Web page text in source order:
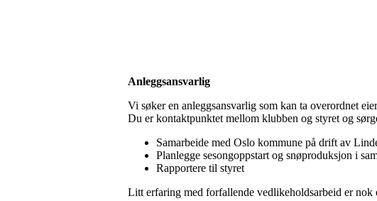
Anleggsansvarlig
Vi søker en anleggsansvarlig som kan ta overordnet
Du er kontaktpunktet mellom klubben og styret og
Samarbeide med Oslo kommune på drift av
Planlegge sesongoppstart og snøproduksjon i
Rapportere til styret
Litt erfaring med forfallende vedlikeholdsarbeid er nok